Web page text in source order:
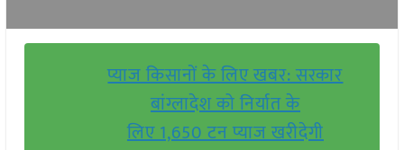
प्याज किसानों के लिए खबर: सरकार
बांग्लादेश को निर्यात के
लिए 1,650 टन प्याज खरीदेगी